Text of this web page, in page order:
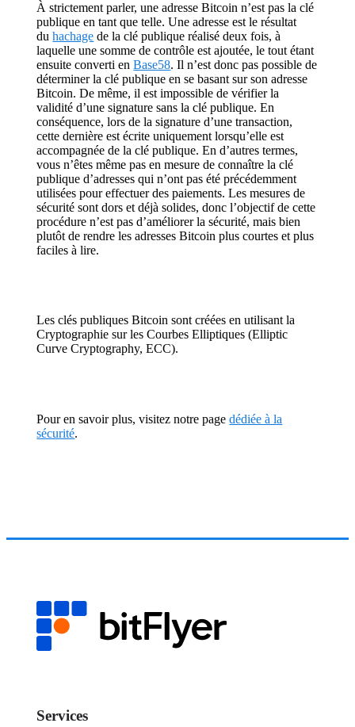
À strictement parler, une adresse Bitcoin n’est pas la clé
publique en tant que telle. Une adresse est le résultat
duhachage de la clé publique réalisé deux fois, à
laquelle une somme de contrôle est ajoutée, le tout étant
ensuite converti enBase58. Il n’est donc pas possible de
déterminer la clé publique en se basant sur son adresse
Bitcoin. De même, il est impossible de vérifier la
validité d’une signature sans la clé publique. En
conséquence, lors de la signature d’une transaction,
cette dernière est écrite uniquement lorsqu’elle est
accompagnée de la clé publique. En d’autres termes,
vous n’êtes même pas en mesure de connaître la clé
publique d’adresses qui n’ont pas été précédemment
utilisées pour effectuer des paiements. Les mesures de
sécurité sont dors et déjà solides, donc l’objectif de cette
procédure n’est pas d’améliorer la sécurité, mais bien
plutôt de rendre les adresses Bitcoin plus courtes et plus
faciles à lire.
Les clés publiques Bitcoin sont créées en utilisant la
Cryptographie sur les Courbes Elliptiques (Elliptic
Curve Cryptography, ECC).
Pour en savoir plus, visitez notre pagedédiée à la
sécurité.
Services